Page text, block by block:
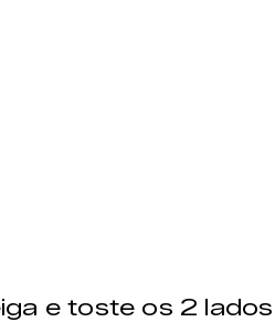
e toste os 2 lados